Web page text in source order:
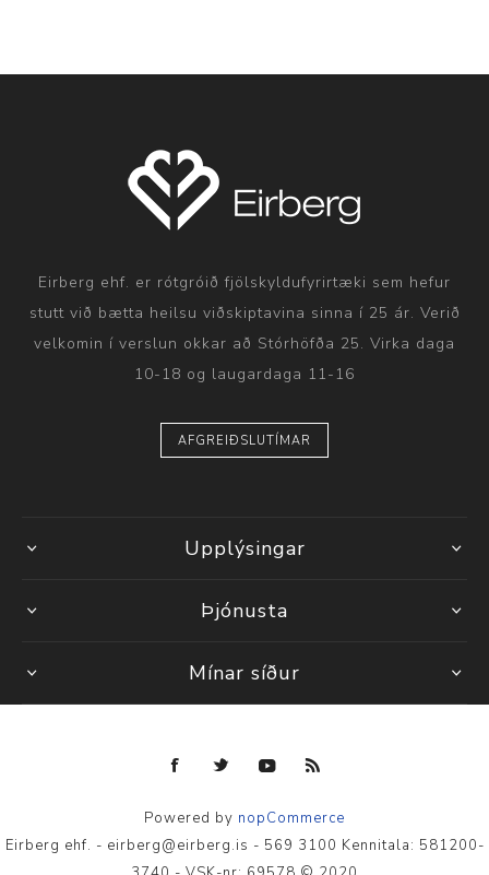
Eirberg ehf. er rótgróið fjölskyldufyrirtæki sem hefur
stutt við bætta heilsu viðskiptavina sinna í 25 ár. Verið
velkomin í verslun okkar að Stórhöfða 25. Virka daga
10-18 og laugardaga 11-16
AFGREIÐSLUTÍMAR
Upplýsingar
Þjónusta
Mínar síður
Powered by nopCommerce
Eirberg ehf. - eirberg@eirberg.is - 569 3100 Kennitala: 581200-